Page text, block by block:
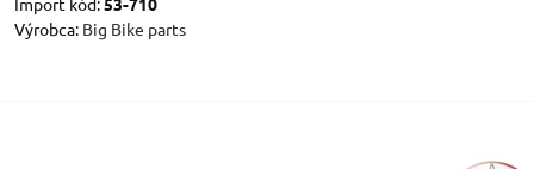
Výrobca: Big Bike parts